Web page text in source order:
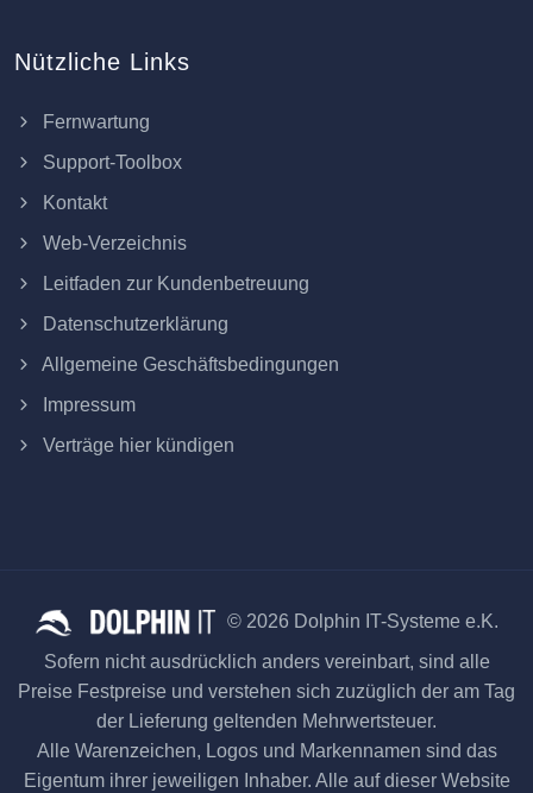
Nützliche Links
Fernwartung
Support-Toolbox
Kontakt
Web-Verzeichnis
Leitfaden zur Kundenbetreuung
Datenschutzerklärung
Allgemeine Geschäftsbedingungen
Impressum
Verträge hier kündigen
© 2026 Dolphin IT-Systeme e.K.
Sofern nicht ausdrücklich anders vereinbart, sind alle
Preise Festpreise und verstehen sich zuzüglich der am Tag
der Lieferung geltenden Mehrwertsteuer.
Alle Warenzeichen, Logos und Markennamen sind das
Eigentum ihrer jeweiligen Inhaber. Alle auf dieser Website